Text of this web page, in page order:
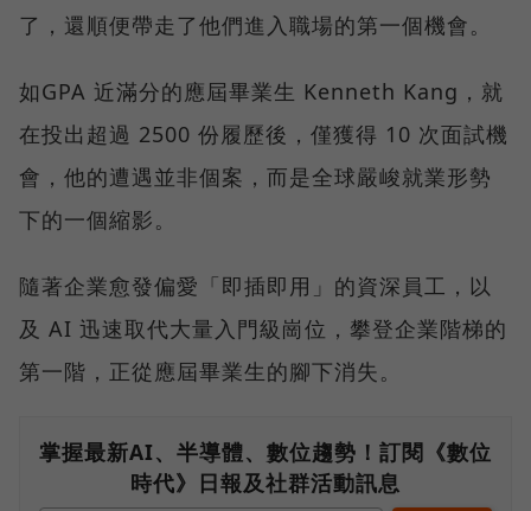
了，還順便帶走了他們進入職場的第一個機會。
如GPA 近滿分的應屆畢業生 Kenneth Kang，就
在投出超過 2500 份履歷後，僅獲得 10 次面試機
會，他的遭遇並非個案，而是全球嚴峻就業形勢
下的一個縮影。
隨著企業愈發偏愛「即插即用」的資深員工，以
及 AI 迅速取代大量入門級崗位，攀登企業階梯的
第一階，正從應屆畢業生的腳下消失。
掌握最新AI、半導體、數位趨勢！訂閱《數位
時代》日報及社群活動訊息